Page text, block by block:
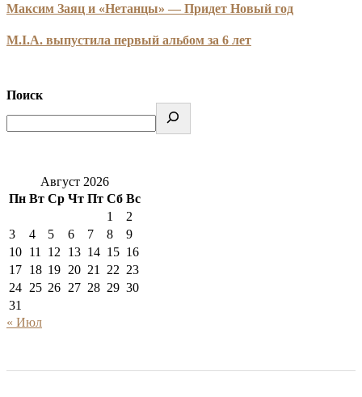
Максим Заяц и «Нетанцы» — Придет Новый год
M.I.A. выпустила первый альбом за 6 лет
Поиск
Август 2026
Пн Вт Ср Чт Пт Сб Вс
1
2
3
4 5 6 7 8
9
10 11 12 13 14 15 16
17 18 19 20 21 22 23
24 25 26 27 28 29 30
31
« Июл